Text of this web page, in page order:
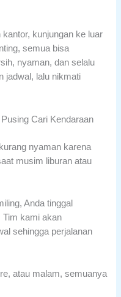
kunjungan ke luar
semua bisa
nyaman, dan selalu
jadwal, lalu nikmati
Cari Kendaraan
nyaman karena
musim liburan atau
Anda tinggal
Tim kami akan
sehingga perjalanan
atau malam, semuanya